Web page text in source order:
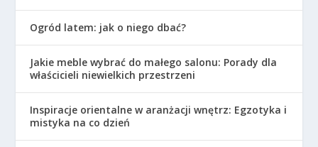
Ogród latem: jak o niego dbać?
Jakie meble wybrać do małego salonu: Porady dla
właścicieli niewielkich przestrzeni
Inspiracje orientalne w aranżacji wnętrz: Egzotyka i
mistyka na co dzień